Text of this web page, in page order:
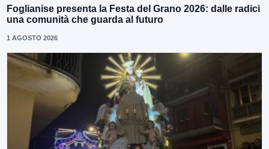
Foglianise presenta la Festa del Grano 2026: dalle radici
una comunità che guarda al futuro
1 AGOSTO 2026